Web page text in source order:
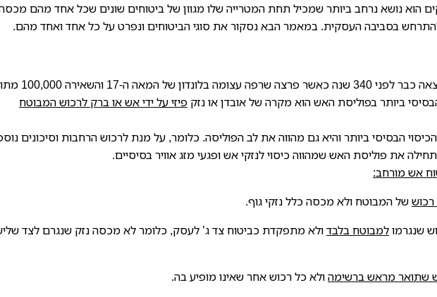
הוא נושא נרחב ביותר שמכיל תחת המטרייה שלו מגוון של ביטוחים שונים שכל אחד מהם
בסביבה העסקית. במאמר הבא נסקור את סוגי הביטוחים ונפרט על כל אחד ואחד מהם.
פוליסת האש הבסיסית הומצאה כבר לפני 340 שנה
ביותר בפוליסת האש הוא מקרה של אובדן או נזק פיזי על ידי אש או ברק לרכוש המבוטח
הבסיסי ביותר והיא גם מהווה את לב הפוליסה. כלומר, על מנת לרכוש הרחבות וסיכונים
את פוליסת האש שמהווה כיסוי לנזקי אש ופגעי מזג אוויר בסיסיים.
אש מורחב:
רכוששל המבוטח ולא מכסה כלל נזקי גוף.
שנגרמולמבוטח בלבדולא מתפקדת כביטוח צד ג’ לעסק, כלומר לא מכסה נזק שנגרם לצד
שתואר מראש ברשימהולא כל רכוש אחר שאינו מופיע בה.